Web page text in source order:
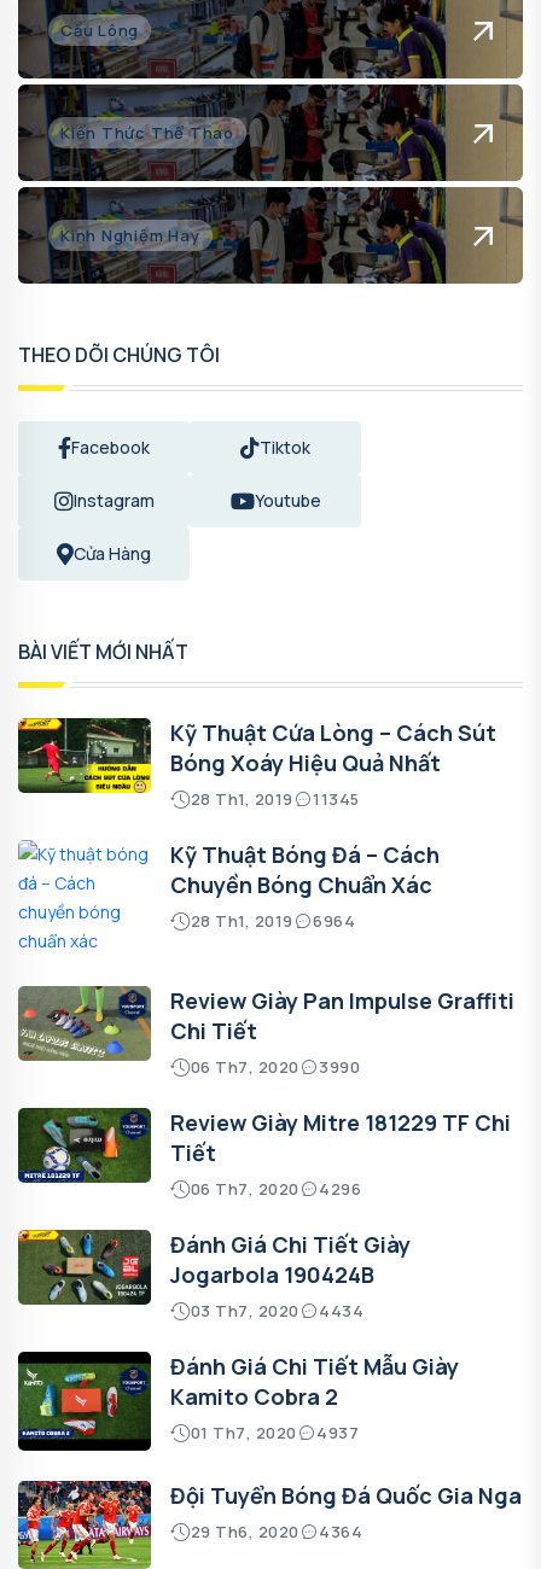
Cầu Lông
Kiến Thức Thể Thao
Kinh Nghiệm Hay
THEO DÕI CHÚNG TÔI
Facebook Tiktok
Instagram Youtube
Cửa Hàng
BÀI VIẾT MỚI NHẤT
Kỹ Thuật Cứa Lòng – Cách Sút
Bóng Xoáy Hiệu Quả Nhất
28 Th1, 2019 11345
Kỹ Thuật Bóng Đá – Cách
Chuyền Bóng Chuẩn Xác
28 Th1, 2019 6964
Review Giày Pan Impulse Graffiti
Chi Tiết
06 Th7, 2020 3990
Review Giày Mitre 181229 TF Chi
Tiết
06 Th7, 2020 4296
Đánh Giá Chi Tiết Giày
Jogarbola 190424B
03 Th7, 2020 4434
Đánh Giá Chi Tiết Mẫu Giày
Kamito Cobra 2
01 Th7, 2020 4937
Đội Tuyển Bóng Đá Quốc Gia Nga
29 Th6, 2020 4364